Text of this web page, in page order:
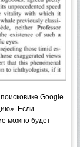
Google
Если
можно будет